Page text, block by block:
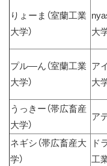
りょーま（室蘭工業
大学）
大
プル―ん（室蘭工業
大学）
ア
大
うっきー（帯広畜産
大学）
ア
ネギシ（帯広畜産大
学）
ド
工